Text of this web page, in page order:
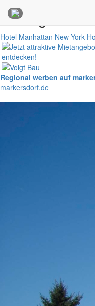
Anzeigen
Hotel Manhattan New York
Regional werben auf
markersdorf.de